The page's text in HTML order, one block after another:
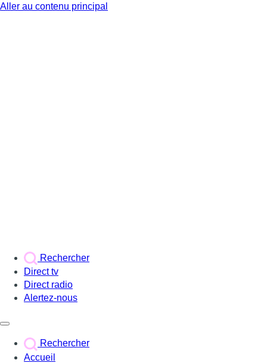
Aller au contenu principal
Rechercher
Direct tv
Direct radio
Alertez-nous
Rechercher
Accueil